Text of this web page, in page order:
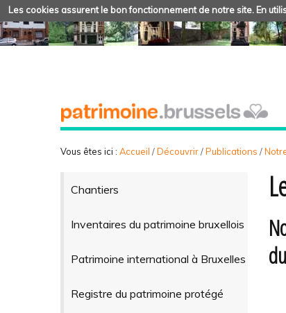
Les cookies assurent le bon fonctionnement de notre site. En
Vous êtes ici : Accueil /Découvrir/Publications /
Chantiers
Inventaires du patrimoine bruxellois
Patrimoine international à Bruxelles
Registre du patrimoine protégé